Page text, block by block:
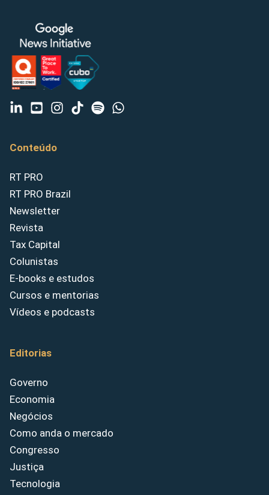
Conteúdo
RT PRO
RT PRO Brazil
Newsletter
Revista
Tax Capital
Colunistas
E-books e estudos
Cursos e mentorias
Vídeos e podcasts
Editorias
Governo
Economia
Negócios
Como anda o mercado
Congresso
Justiça
Tecnologia